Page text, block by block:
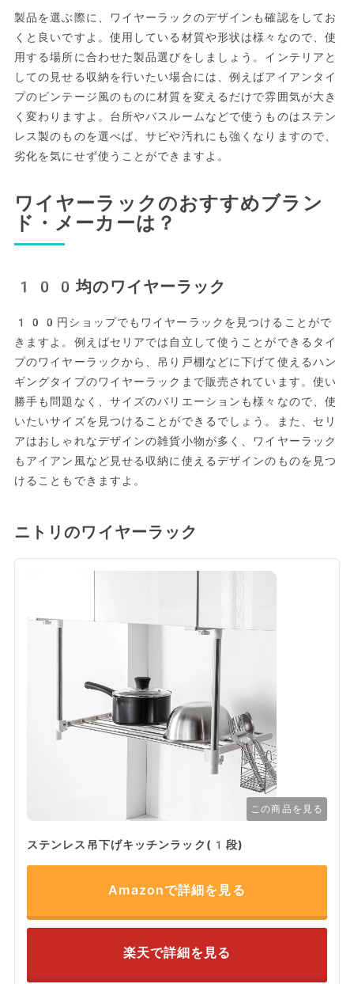
製品を選ぶ際に、ワイヤーラックのデザインも確認をしてお
くと良いですよ。使用している材質や形状は様々なので、使
用する場所に合わせた製品選びをしましょう。インテリアと
しての見せる収納を行いたい場合には、例えばアイアンタイ
プのビンテージ風のものに材質を変えるだけで雰囲気が大き
く変わりますよ。台所やバスルームなどで使うものはステン
レス製のものを選べば、サビや汚れにも強くなりますので、
劣化を気にせず使うことができますよ。
ワイヤーラックのおすすめブラン
ド・メーカーは？
100均のワイヤーラック
100円ショップでもワイヤーラックを見つけることがで
きますよ。例えばセリアでは自立して使うことができるタイ
プのワイヤーラックから、吊り戸棚などに下げて使えるハン
ギングタイプのワイヤーラックまで販売されています。使い
勝手も問題なく、サイズのバリエーションも様々なので、使
いたいサイズを見つけることができるでしょう。また、セリ
アはおしゃれなデザインの雑貨小物が多く、ワイヤーラック
もアイアン風など見せる収納に使えるデザインのものを見つ
けることもできますよ。
ニトリのワイヤーラック
この商品を見る
ステンレス吊下げキッチンラック(1段)
Amazonで詳細を見る
楽天で詳細を見る